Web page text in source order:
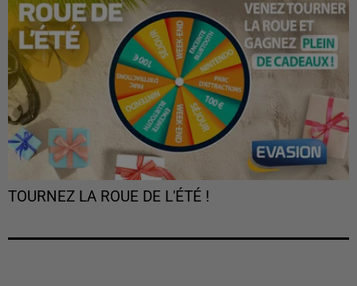
TOURNEZ LA ROUE DE L'ÉTÉ !